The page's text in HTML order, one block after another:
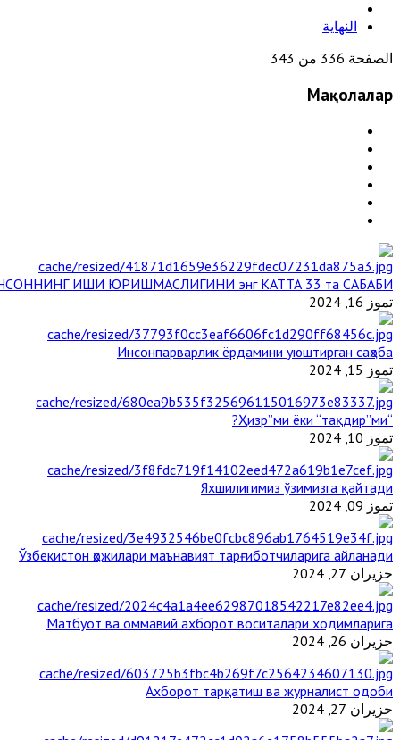
النهاية
الصفحة 336 من 343
Мақолалар
ИШИ ЮРИШМАСЛИГИНИ энг КАТТА 33 та САБАБИ
تموز 16, 2024
Инсонпарварлик ёрдамини уюштирган саҳоба
تموز 15, 2024
“Ҳизр”ми ёки “тақдир”ми?
تموز 10, 2024
Яхшилигимиз ўзимизга қайтади
تموز 09, 2024
Ўзбекистон ҳожилари маънавият тарғиботчиларига айланади
حزيران 27, 2024
Матбуот ва оммавий ахборот воситалари ходимларига
حزيران 26, 2024
Ахборот тарқатиш ва журналист одоби
حزيران 27, 2024